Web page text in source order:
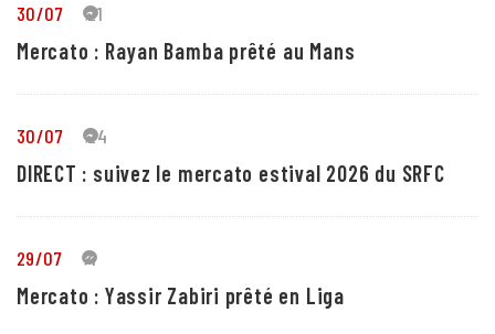
30/07 21
Mercato : Rayan Bamba prêté au Mans
30/07 24
DIRECT : suivez le mercato estival 2026 du SRFC
29/07 4
Mercato : Yassir Zabiri prêté en Liga